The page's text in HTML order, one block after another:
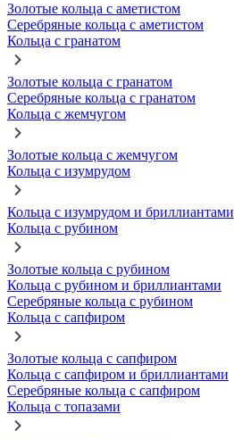
Золотые кольца с аметистом
Серебряные кольца с аметистом
Кольца с гранатом
Золотые кольца с гранатом
Серебряные кольца с гранатом
Кольца с жемчугом
Золотые кольца с жемчугом
Кольца с изумрудом
Кольца с изумрудом и бриллиантами
Кольца с рубином
Золотые кольца с рубином
Кольца с рубином и бриллиантами
Серебряные кольца с рубином
Кольца с сапфиром
Золотые кольца с сапфиром
Кольца с сапфиром и бриллиантами
Серебряные кольца с сапфиром
Кольца с топазами